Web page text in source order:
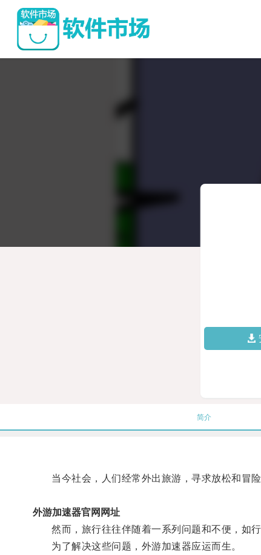
简介
当今社会，人们经常外出旅游，寻求放松和冒险
外游加速器官网网址
然而，旅行往往伴随着一系列问题和不便，如行
为了解决这些问题，外游加速器应运而生。